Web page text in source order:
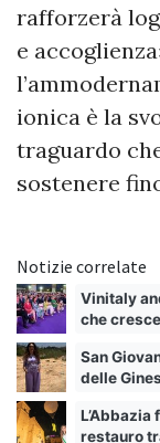
rafforzerà
e
ionica è la
traguardo
sostenere
Notizie correlate
Vinitaly
che
San
delle
restauro